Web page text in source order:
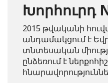
Խորհուրդ
2015 թվականի
անդամակցում է
տնտեսական
ընձեռում է